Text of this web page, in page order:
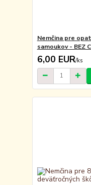
Nemčina pre
samoukov - BEZ
6,00 EUR/ks